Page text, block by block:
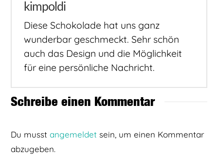
kimpoldi
Diese Schokolade hat uns ganz
wunderbar geschmeckt. Sehr schön
auch das Design und die Möglichkeit
für eine persönliche Nachricht.
Schreibe einen Kommentar
Du musstangemeldet sein, um einen Kommentar
abzugeben.